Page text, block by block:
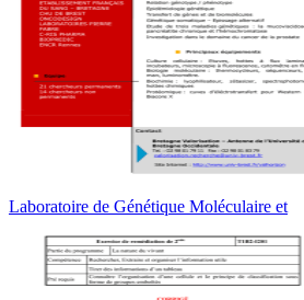
Laboratoire de Génétique Moléculaire et